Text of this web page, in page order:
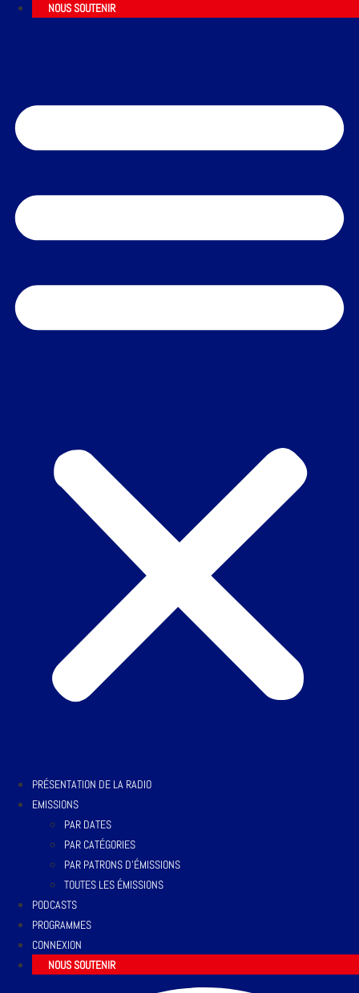
NOUS SOUTENIR
PRÉSENTATION DE LA RADIO
EMISSIONS
PAR DATES
PAR CATÉGORIES
PAR PATRONS D’ÉMISSIONS
TOUTES LES ÉMISSIONS
PODCASTS
PROGRAMMES
CONNEXION
NOUS SOUTENIR